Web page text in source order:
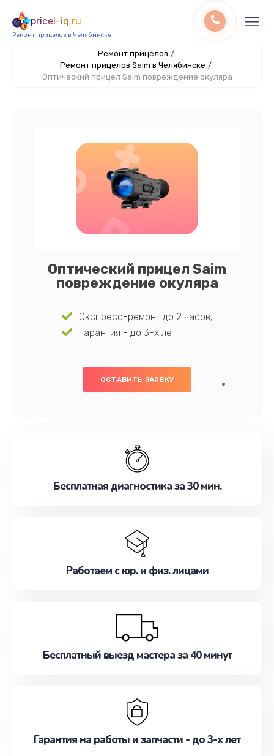
pricel-iq.ru
Ремонт прицелов в Челябинске
Ремонт прицелов /
Ремонт прицелов Saim в Челябинске /
Оптический прицел Saim повреждение окуляра
Оптический прицел Saim
повреждение окуляра
Экспресс-ремонт до 2 часов;
Гарантия - до 3-х лет;
ОСТАВИТЬ ЗАЯВКУ
Бесплатная диагностика за 30 мин.
Работаем с юр. и физ. лицами
Бесплатный выезд мастера за 40 минут
Гарантия на работы и запчасти - до 3-х лет